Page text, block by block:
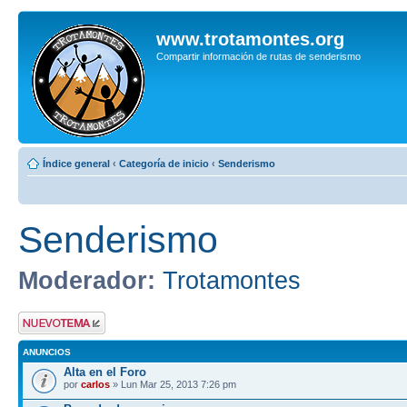
www.trotamontes.org
Compartir información de rutas de senderismo
Índice general ‹ Categoría de inicio ‹ Senderismo
Senderismo
Moderador: Trotamontes
Publicar un nuevo
tema
ANUNCIOS
Alta en el Foro
por carlos » Lun Mar 25, 2013 7:26 pm